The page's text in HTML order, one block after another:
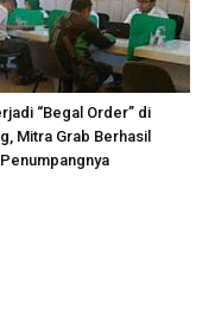
“Begal Order” di
Mitra Grab Berhasil